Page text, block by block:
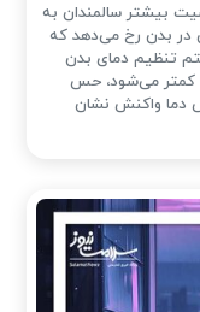
بیشتر سالمندان به
در بدن رخ می‌دهد که
تنظیم دمای بدن
کمتر می‌شود، حس
دما واکنش نشان